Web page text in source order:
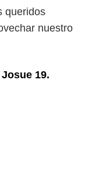
queridos
nuestro
19.